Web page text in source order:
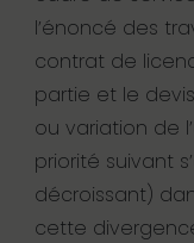
l’énoncé des
contrat de
partie et le
ou variation de
priorité suivant
décroissant)
cette